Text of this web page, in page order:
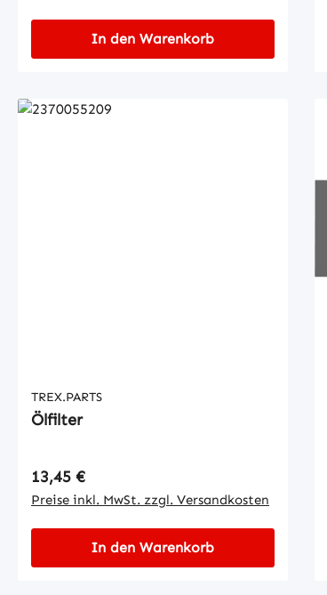
In den Warenkorb
TREX.PARTS
Ölfilter
Regulärer Preis:
13,45 €
Preise inkl. MwSt. zzgl. Versandkosten
In den Warenkorb